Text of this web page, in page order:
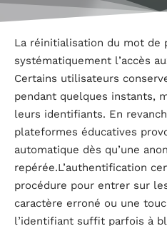
La réinitialisation du mot de
systématiquement l’accès
Certains utilisateurs
pendant quelques instants,
leurs identifiants. En
plateformes éducatives
automatique dès qu’une
repérée.L’authentification
procédure pour entrer sur
caractère erroné ou une
l’identifiant suffit parfois à